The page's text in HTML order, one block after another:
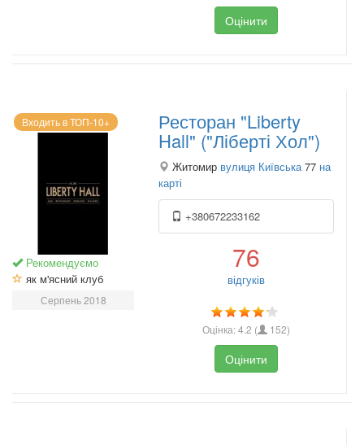
Оцінити
Входить в ТОП-10+
Рекомендуємо
як м'ясний клуб
Серпень 2018
Ресторан "Liberty
Hall" ("Ліберті Хол")
Житомир вулиця Київська 77 на
карті
+380672233162
76
відгуків
Оцінка:4.2 ( 152)
Оцінити